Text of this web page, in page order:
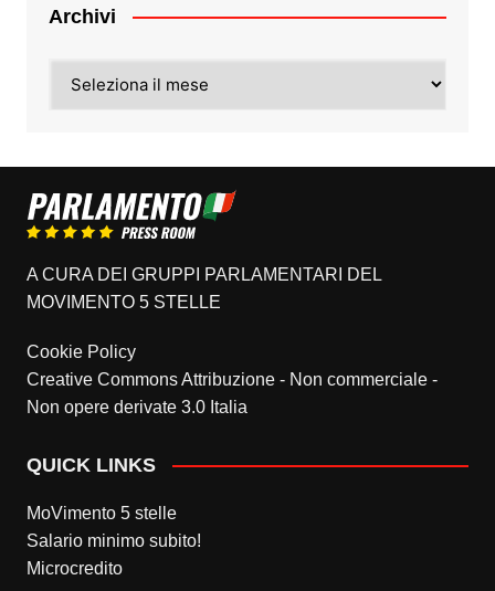
Archivi
A CURA DEI GRUPPI PARLAMENTARI DEL
MOVIMENTO 5 STELLE
Cookie Policy
Creative Commons Attribuzione - Non commerciale -
Non opere derivate 3.0 Italia
QUICK LINKS
MoVimento 5 stelle
Salario minimo subito!
Microcredito